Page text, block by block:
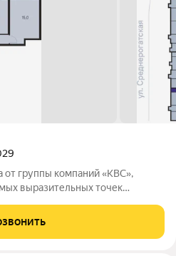
выразительных точек
объект символизирует порядок,
В